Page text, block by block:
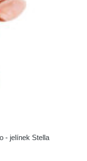
- jelínek Stella